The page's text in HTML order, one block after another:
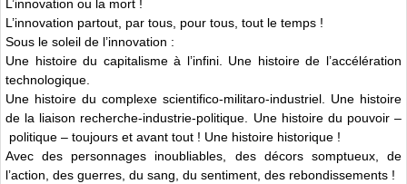
L’innovation ou la mort !
L’innovation partout, par tous, pour tous, tout le temps !
Sous le soleil de l’innovation :
Une histoire du capitalisme à l’infini. Une histoire de l’accélération
technologique.
Une histoire du complexe scientifico-militaro-industriel. Une histoire
de la liaison recherche-industrie-politique. Une histoire du pouvoir –
politique – toujours et avant tout ! Une histoire historique !
Avec des personnages inoubliables, des décors somptueux, de
l’action, des guerres, du sang, du sentiment, des rebondissements !